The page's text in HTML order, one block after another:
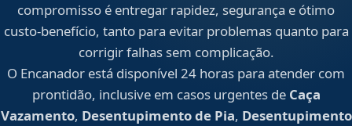
compromisso é entregar rapidez, segurança e ótimo
custo-benefício, tanto para evitar problemas quanto para
corrigir falhas sem complicação.
O Encanador está disponível 24 horas para atender com
prontidão, inclusive em casos urgentes de Caça
Vazamento, Desentupimento de Pia, Desentupimento